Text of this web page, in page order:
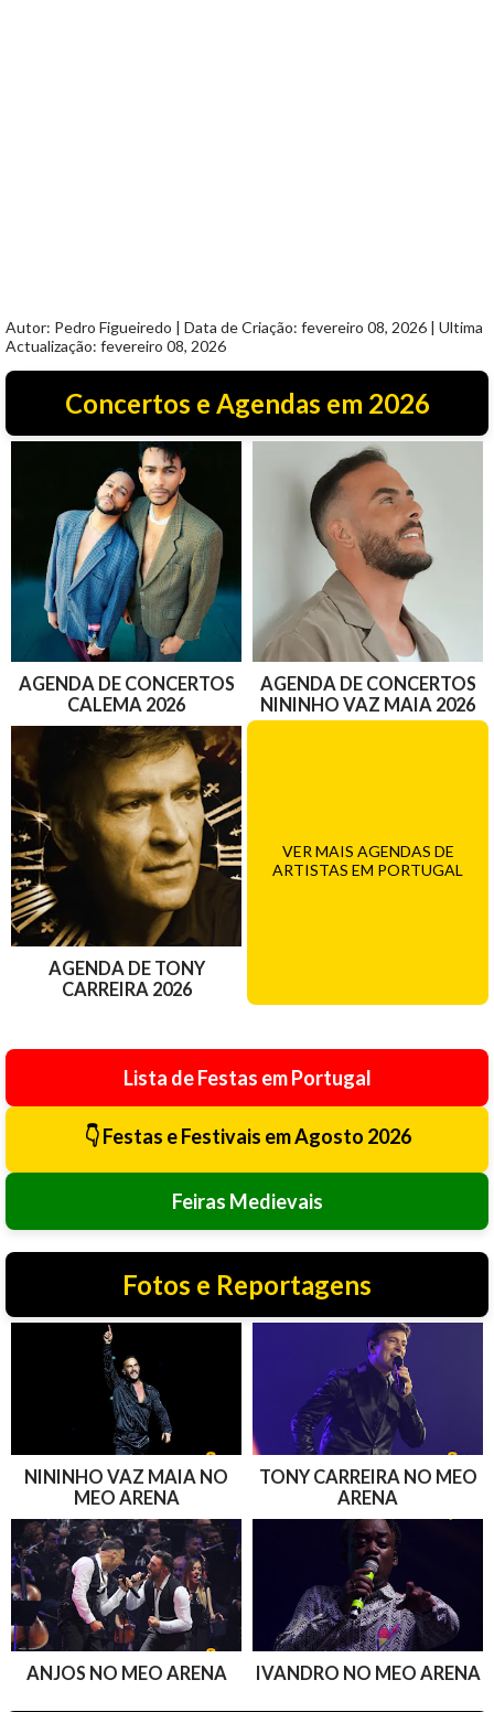
Autor: Pedro Figueiredo | Data de Criação: fevereiro 08, 2026 | Ultima
Actualização: fevereiro 08, 2026
Concertos e Agendas em 2026
AGENDA DE CONCERTOS
CALEMA 2026
AGENDA DE CONCERTOS
NININHO VAZ MAIA 2026
AGENDA DE TONY
CARREIRA 2026
VER MAIS AGENDAS DE
ARTISTAS EM PORTUGAL
Lista de Festas em Portugal
👇 Festas e Festivais em Agosto 2026
Feiras Medievais
Fotos e Reportagens
NININHO VAZ MAIA NO
MEO ARENA
TONY CARREIRA NO MEO
ARENA
ANJOS NO MEO ARENA IVANDRO NO MEO ARENA